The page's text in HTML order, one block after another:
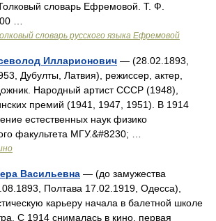
словарь Ефремовой. Т. Ф.
…
словарь русского языка Ефремовой
Илларионович — (28.02.1893,
Дубулты, Латвия), режиссер, актер,
Народный артист СССР (1948),
премий (1941, 1947, 1951). В 1914
естественных наук физико
факультета МГУ.&#8230; …
Васильевна — (до замужества
Полтава 17.02.1919, Одесса),
карьеру начала в балетной школе
С 1914 снималась в кино, первая